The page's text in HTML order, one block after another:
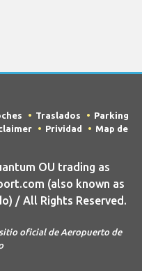
Traslados
Parking
Prividad
Map de
OU trading as
(also known as
/ All Rights Reserved.
oficial de Aeropuerto de